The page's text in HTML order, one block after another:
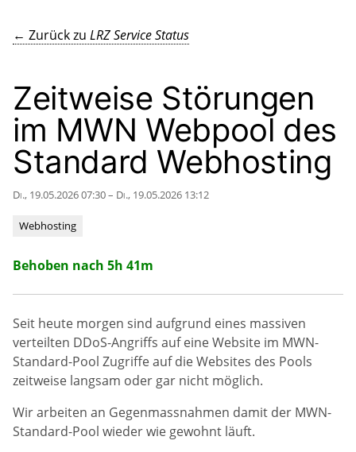
← Zurück zu LRZ Service Status
Zeitweise Störungen
im MWN Webpool des
Standard Webhosting
Di., 19.05.2026 07:30 – Di., 19.05.2026 13:12
Webhosting
Behoben nach 5h 41m
Seit heute morgen sind aufgrund eines massiven
verteilten DDoS-Angriffs auf eine Website im MWN-
Standard-Pool Zugriffe auf die Websites des Pools
zeitweise langsam oder gar nicht möglich.
Wir arbeiten an Gegenmassnahmen damit der MWN-
Standard-Pool wieder wie gewohnt läuft.